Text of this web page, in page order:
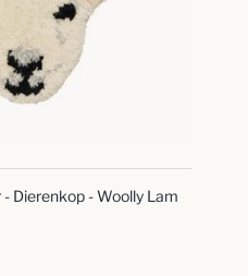
- Dierenkop - Woolly Lam